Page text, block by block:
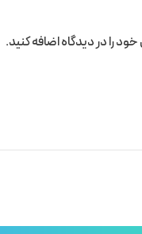
را در دیدگاه اضافه کنید.